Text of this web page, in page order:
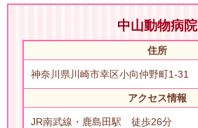
中山動物病院
住所
神奈川県川崎市幸区小向仲野町1-31
アクセス情報
JR南武線・鹿島田駅 徒歩26分